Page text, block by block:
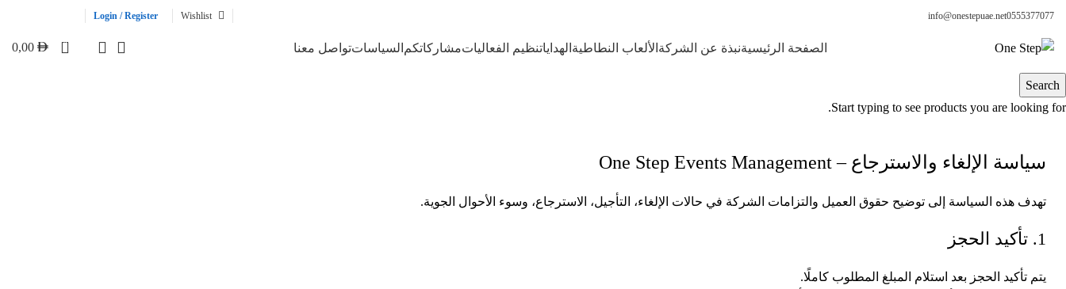
0555377077
info@onestepuae.net
Wishlist
Login / Register
الصفحة الرئيسيةنبذة عن الشركة الألعاب النطاطية الهداياتنظيم الفعالياتمشاركاتكم السياساتتواصل معنا 0
0,00
سياسة الإلغاء والاسترجاع
سياسة الإلغاء والاسترجاع – One Step Events Management
تهدف هذه السياسة إلى توضيح حقوق العميل والتزامات الشركة في حالات الإلغاء، التأجيل، الاسترجاع، وسوء الأحوال الجوية.
1. تأكيد الحجز
يتم تأكيد الحجز بعد استلام المبلغ المطلوب كاملًا.
Search
Start typing to see products you are looking for.